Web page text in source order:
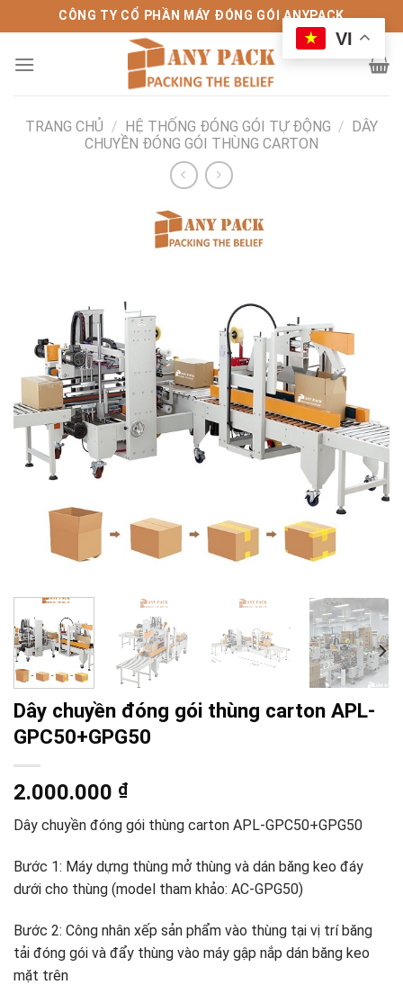
qua
nội
CÔNG TY CỔ PHẦN MÁY ĐÓNG GÓI ANYPACK
TRANG CHỦ / HỆ THỐNG ĐÓNG GÓI TỰ ĐỘNG / DÂY
CHUYỀN ĐÓNG GÓI THÙNG CARTON
Dây chuyền đóng gói thùng carton APL-
GPC50+GPG50
2.000.000 ₫
Dây chuyền đóng gói thùng carton APL-GPC50+GPG50
Bước 1: Máy dựng thùng mở thùng và dán băng keo đáy
dưới cho thùng (model tham khảo: AC-GPG50)
Bước 2: Công nhân xếp sản phẩm vào thùng tại vị trí băng
tải đóng gói và đẩy thùng vào máy gập nắp dán băng keo
mặt trên
VI